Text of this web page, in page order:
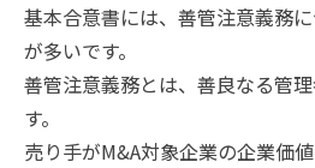
基本合意書には、善管注意義務
が多いです。
善管注意義務とは、善良なる管
す。
売り手がM&A対象企業の企業価